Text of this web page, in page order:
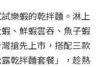
樂蝦的乾拌麵。淋上
、鮮蝦雲吞、魚子蝦
搶先上市，搭配三款
乾拌麵套餐」，趁熱